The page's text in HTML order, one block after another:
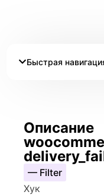
Быстрая
Описание
— Filter
Хук